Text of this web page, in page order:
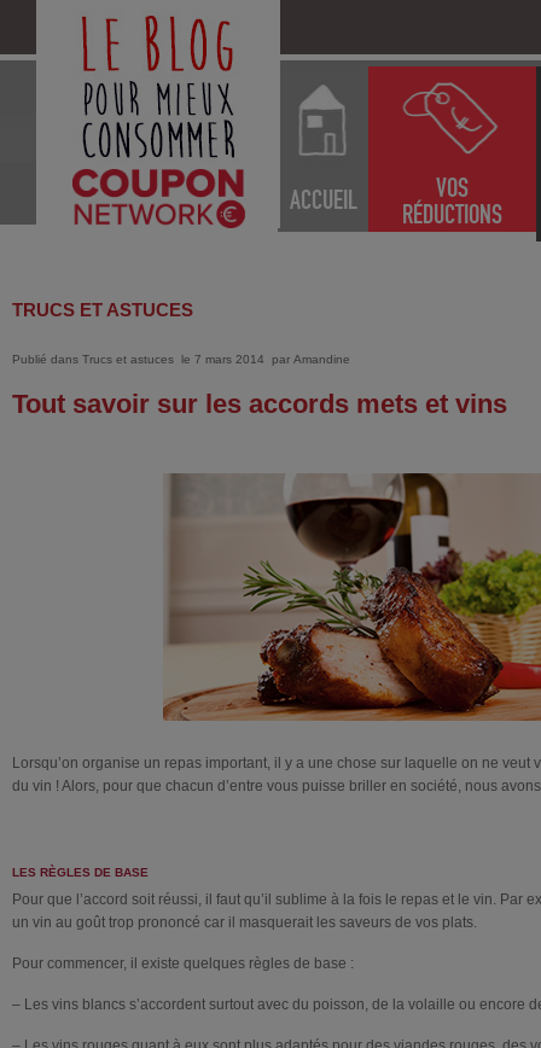
ACCUEIL
VOS
RÉDUCTIONS
TRUCS ET ASTUCES
Publié dans Trucs et astuces le 7 mars 2014 par Amandine
Tout savoir sur les accords mets et vins
Lorsqu’on organise un repas important, il y a une chose sur laquelle on ne veut
du vin ! Alors, pour que chacun d’entre vous puisse briller en société, nous
LES RÈGLES DE BASE
Pour que l’accord soit réussi, il faut qu’il sublime à la fois le repas et le vin. Par
un vin au goût trop prononcé car il masquerait les saveurs de vos plats.
Pour commencer, il existe quelques règles de base :
– Les vins blancs s’accordent surtout avec du poisson, de la volaille ou encore